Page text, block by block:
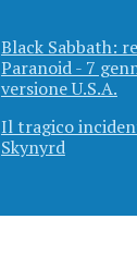
Black Sabbath:
Paranoid - 7
versione U.S.A.
Il tragico
Skynyrd